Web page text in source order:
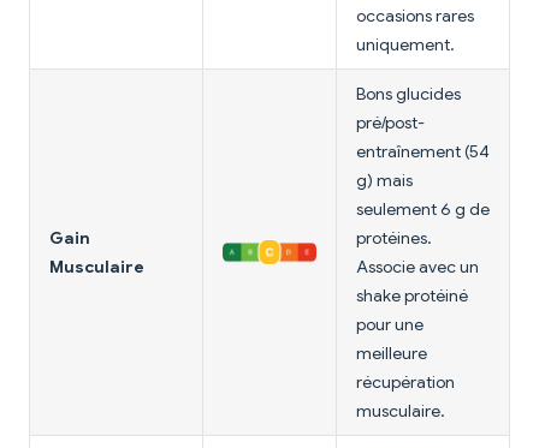
occasions rares
uniquement.
Gain
Musculaire
Bons glucides
pré/post-
entraînement (54
g) mais
seulement 6 g de
protéines.
Associe avec un
shake protéiné
pour une
meilleure
récupération
musculaire.